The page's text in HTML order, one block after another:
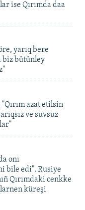
ise Qırımda daa
yarıq bere
biz bütünley
"Qırım azat etilsin
ve suvsuz
onı
bile edi". Rusiye
Qırımdaki cenkke
küreşi